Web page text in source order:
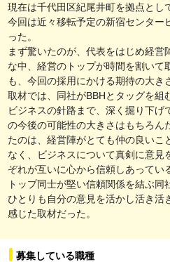
現在は千代田区紀尾井町を拠点とし
今回は近々移転予定の新宿センター
った。
まず驚いたのが、代表をはじめ経
な中、経営のトップが時間を割いて
も、今回の採用にかける期待の大き
取材では、同社がBBHとタッグを組
ビジネスの針路まで、深く掘り下げ
の今後の可能性の大きさはもちろん
たのは、経営陣がとても仲の良いこ
なく、ビジネスについて真剣に意見
ぞれが互いに心から信頼しあってい
トップ同士が堅い信頼関係を結ぶ同
ひとりも自分の意見を活かし活き活
感じた取材だった。
募集している職種